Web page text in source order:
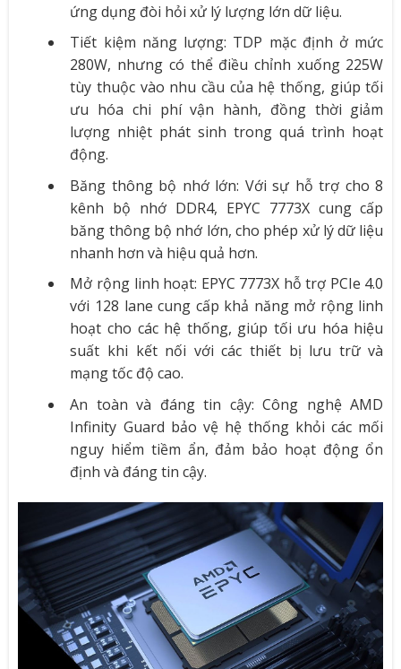
ứng dụng đòi hỏi xử lý lượng lớn dữ liệu.
Tiết kiệm năng lượng: TDP mặc định ở mức
280W, nhưng có thể điều chỉnh xuống 225W
tùy thuộc vào nhu cầu của hệ thống, giúp tối
ưu hóa chi phí vận hành, đồng thời giảm
lượng nhiệt phát sinh trong quá trình hoạt
động.
Băng thông bộ nhớ lớn: Với sự hỗ trợ cho 8
kênh bộ nhớ DDR4, EPYC 7773X cung cấp
băng thông bộ nhớ lớn, cho phép xử lý dữ liệu
nhanh hơn và hiệu quả hơn.
Mở rộng linh hoạt: EPYC 7773X hỗ trợ PCIe 4.0
với 128 lane cung cấp khả năng mở rộng linh
hoạt cho các hệ thống, giúp tối ưu hóa hiệu
suất khi kết nối với các thiết bị lưu trữ và
mạng tốc độ cao.
An toàn và đáng tin cậy: Công nghệ AMD
Infinity Guard bảo vệ hệ thống khỏi các mối
nguy hiểm tiềm ẩn, đảm bảo hoạt động ổn
định và đáng tin cậy.